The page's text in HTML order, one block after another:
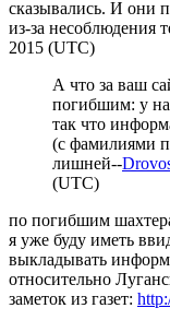
сказывались. И они
из-за несоблюдения
2015 (UTC)
А что за ваш
погибшим: у
так что
(с фамилиями
лишней--
(UTC)
по погибшим
я уже буду иметь
выкладывать
относительно
заметок из газет: